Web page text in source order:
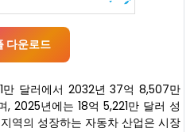
다운로드
달러에서 2032년 37억 8,507만
2025년에는 18억 5,221만 달러 성
역의 성장하는 자동차 산업은 시장